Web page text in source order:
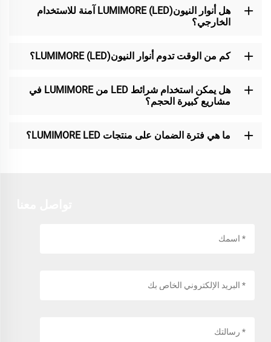
هل أنوار النيون(LED) LUMIMORE آمنة للاستخدام
الخارجي؟
كم من الوقت تدوم أنوار النيون(LED) LUMIMORE؟
هل يمكن استخدام شرائط LED من LUMIMORE في
مشاريع كبيرة الحجم؟
ما هي فترة الضمان على منتجات LUMIMORE LED؟